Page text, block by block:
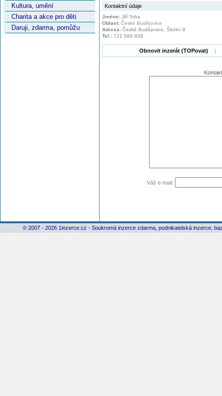
Kultura, umění
Charita a akce pro děti
Daruji, zdarma, pomůžu
Kontaktní údaje
Jméno: Jiří Srba
Oblast: České Budějovice
Adresa: České Budějovice, Školní 8
Tel.: 721 589 838
Obnovit inzerát (TOPovat) |
Váš e-mail:
© 2007 - 2026 1inzerce.cz - Soukromá inzerce zdarma, podnikatelská inzerce,